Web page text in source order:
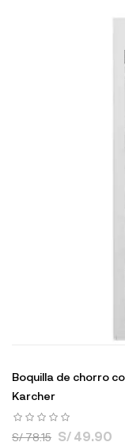
Boquilla de chorro
Karcher
S/ 78.15 S/ 49.90